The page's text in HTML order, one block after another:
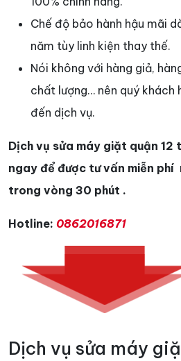
Chế độ bảo hành hậu mãi
năm tùy linh kiện thay thế.
Nói không với hàng giả,
chất lượng… nên quý khách
đến dịch vụ.
Dịch vụ sửa máy giặt quận 12
ngay để được tư vấn miễn phí
trong vòng 30 phút .
Hotline: 0862016871
Dịch vụ sửa máy